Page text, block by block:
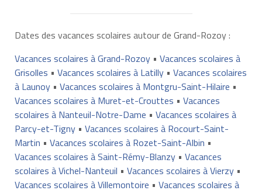
Dates des vacances scolaires autour de Grand-Rozoy :
Vacances scolaires à Grand-Rozoy• Vacances scolaires à
Grisolles • Vacances scolaires à Latilly• Vacances scolaires
à Launoy• Vacances scolaires à Montgru-Saint-Hilaire •
Vacances scolaires à Muret-et-Crouttes • Vacances
scolaires à Nanteuil-Notre-Dame • Vacances scolaires à
Parcy-et-Tigny• Vacances scolaires à Rocourt-Saint-
Martin • Vacances scolaires à Rozet-Saint-Albin •
Vacances scolaires à Saint-Rémy-Blanzy• Vacances
scolaires à Vichel-Nanteuil • Vacances scolaires à Vierzy•
Vacances scolaires à Villemontoire • Vacances scolaires à